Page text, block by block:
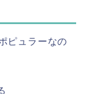
ピュラーなの